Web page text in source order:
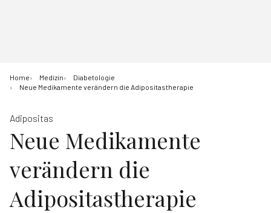
Home Medizin
Diabetologie
Neue Medikamente verändern die Adipositastherapie
Adipositas
Neue Medikamente
verändern die
Adipositastherapie